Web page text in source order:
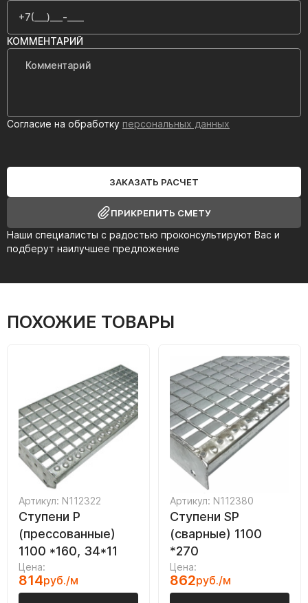
Наши специалисты с радостью проконсультируют Вас и
подберут наилучшее предложение
КОММЕНТАРИЙ
Согласие на обработку персональных данных
ЗАКАЗАТЬ РАСЧЕТ
ПРИКРЕПИТЬ СМЕТУ
ПОХОЖИЕ ТОВАРЫ
Артикул: N112322
Ступени P
(прессованные)
1100 *160, 34*11
Цена:
814руб./м
Артикул: N112380
Ступени SP
(сварные) 1100
*270
Цена:
862руб./м